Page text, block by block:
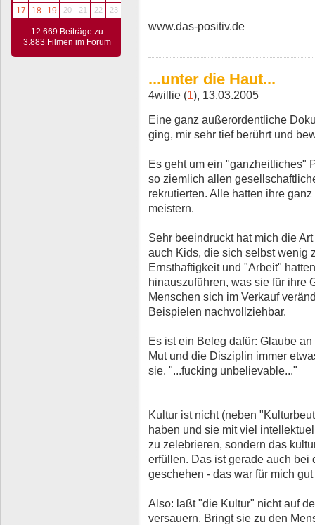
17
18 19 20 21 22 23
12.669 Beiträge zu
3.883 Filmen im Forum
www.das-positiv.de
...unter die Haut...
4willie (1), 13.03.2005
Eine ganz außerordentliche
ging, mir sehr tief berührt und
Es geht um ein "ganzheitliches"
so ziemlich allen
rekrutierten. Alle hatten ihre
meistern.
Sehr beeindruckt hat mich die
auch Kids, die sich selbst wenig
Ernsthaftigkeit und "Arbeit"
hinauszuführen, was sie für ihre
Menschen sich im Verkauf
Beispielen nachvollziehbar.
Es ist ein Beleg dafür: Glaube
Mut und die Disziplin immer
sie. "...fucking unbelievable..."
Kultur ist nicht (neben
haben und sie mit viel
zu zelebrieren, sondern das
erfüllen. Das ist gerade auch
geschehen - das war für mich
Also: laßt "die Kultur" nicht auf
versauern. Bringt sie zu den